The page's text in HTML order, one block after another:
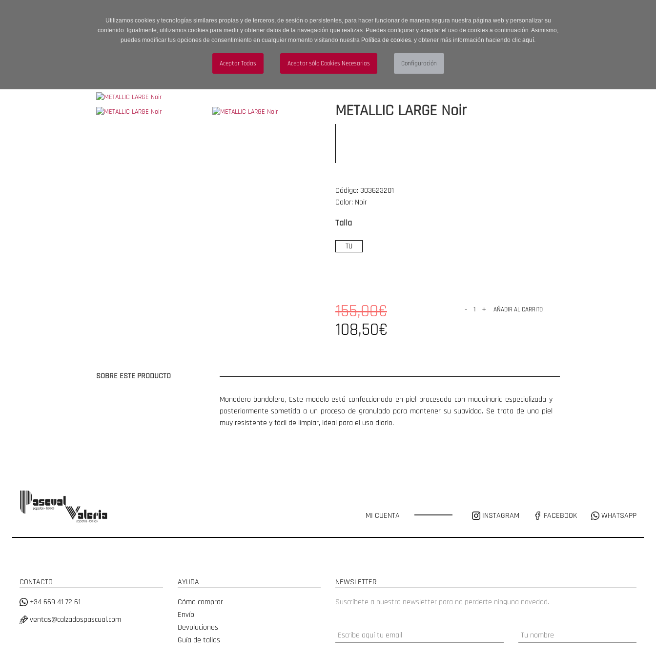
Utilizamos cookies y tecnologías similares propias y de terceros, de sesión o persistentes, para hacer funcionar de manera segura nuestra página web y personalizar su
contenido. Igualmente, utilizamos cookies para medir y obtener datos de la navegación que realizas. Puedes configurar y aceptar el uso de cookies a continuación. Asimismo,
puedes modificar tus opciones de consentimiento en cualquier momento visitando nuestra Política de cookies. y obtener más información haciendo clic aquí.
MUJER HOMBRE ACCESORIOS
METALLIC LARGE Noir
Código: 303623201
Color: Noir
Talla
TU
155,00€
108,50€
- + AÑADIR AL CARRITO
SOBRE ESTE PRODUCTO
Monedero bandolera, Este modelo está confeccionado en piel procesada con maquinaria especializada y
posteriormente sometida a un proceso de granulado para mantener su suavidad. Se trata de una piel
muy resistente y fácil de limpiar, ideal para el uso diario.
MI CUENTA INSTAGRAM FACEBOOK WHATSAPP
CONTACTO
+34 669 41 72 61
ventas@calzadospascual.com
AYUDA
Cómo comprar
Envío
Devoluciones
Guía de tallas
NEWSLETTER
Suscríbete a nuestra newsletter para no perderte ninguna novedad.